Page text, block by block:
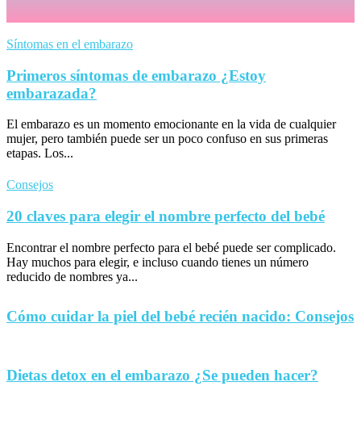
Síntomas en el embarazo
Primeros síntomas de embarazo ¿Estoy
embarazada?
El embarazo es un momento emocionante en la vida de cualquier
mujer, pero también puede ser un poco confuso en sus primeras
etapas. Los...
Consejos
20 claves para elegir el nombre perfecto del bebé
Encontrar el nombre perfecto para el bebé puede ser complicado.
Hay muchos para elegir, e incluso cuando tienes un número
reducido de nombres ya...
Cómo cuidar la piel del bebé recién nacido: Consejos
Dietas detox en el embarazo ¿Se pueden hacer?